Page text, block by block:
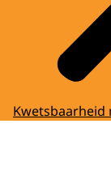
Kwetsbaarheid